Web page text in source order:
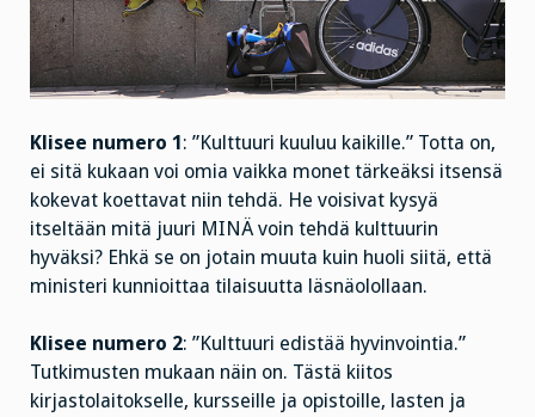
Klisee numero 1: ”Kulttuuri kuuluu kaikille.” Totta on,
ei sitä kukaan voi omia vaikka monet tärkeäksi itsensä
kokevat koettavat niin tehdä. He voisivat kysyä
itseltään mitä juuri MINÄ voin tehdä kulttuurin
hyväksi? Ehkä se on jotain muuta kuin huoli siitä, että
ministeri kunnioittaa tilaisuutta läsnäolollaan.
Klisee numero 2: ”Kulttuuri edistää hyvinvointia.”
Tutkimusten mukaan näin on. Tästä kiitos
kirjastolaitokselle, kursseille ja opistoille, lasten ja